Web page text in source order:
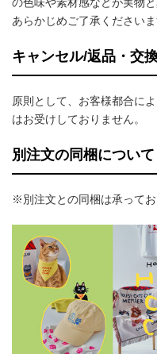
あらかじめご了承ください
キャンセル/返品・交
原則として、お客様都合に
はお受けしておりません。
別注文の同梱について
※別注文との同梱は承ってお